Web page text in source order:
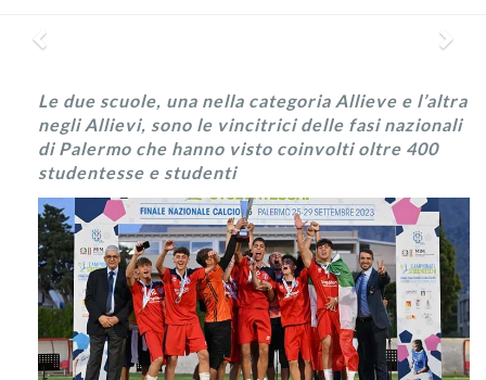
Previous
Le due scuole, una nella categoria Allieve e l’altra
negli Allievi, sono le vincitrici delle fasi nazionali
di Palermo che hanno visto coinvolti oltre 400
studentesse e studenti